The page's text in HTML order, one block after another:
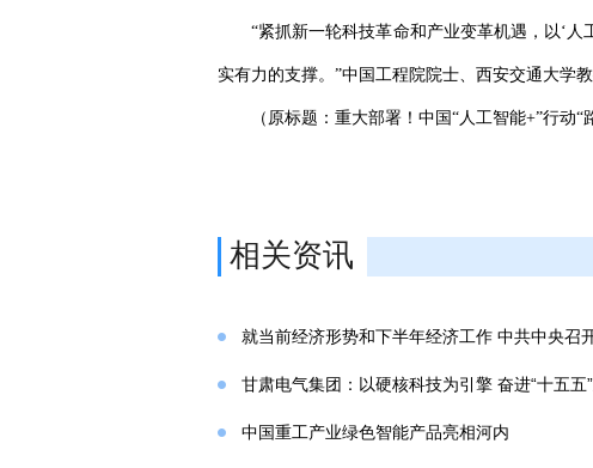
“紧抓新一轮科技革命和产业变革机遇，以‘
实有力的支撑。”中国工程院院士、西安交通大学教
（原标题：重大部署！中国“人工智能+”行动“
相关资讯
就当前经济形势和下半年经济工作 中共中央召
甘肃电气集团：以硬核科技为引擎 奋进“十五五
中国重工产业绿色智能产品亮相河内